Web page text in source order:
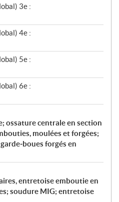
3e :
4e :
5e :
6e :
ossature centrale en section
moulées et forgées;
forgés en
entretoise emboutie en
soudure MIG; entretoise